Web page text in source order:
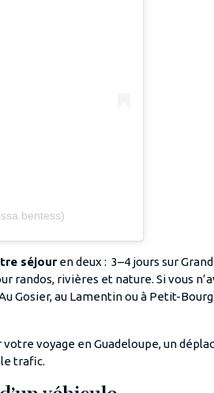
séjour en deux : 3–4 jours sur
randos, rivières et nature. Si vous
Gosier, au Lamentin ou à Petit-
voyage en Guadeloupe, un
trafic.